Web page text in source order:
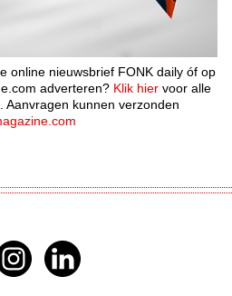
online nieuwsbrief FONK daily óf op
adverteren? Klik hier voor alle
Aanvragen kunnen verzonden